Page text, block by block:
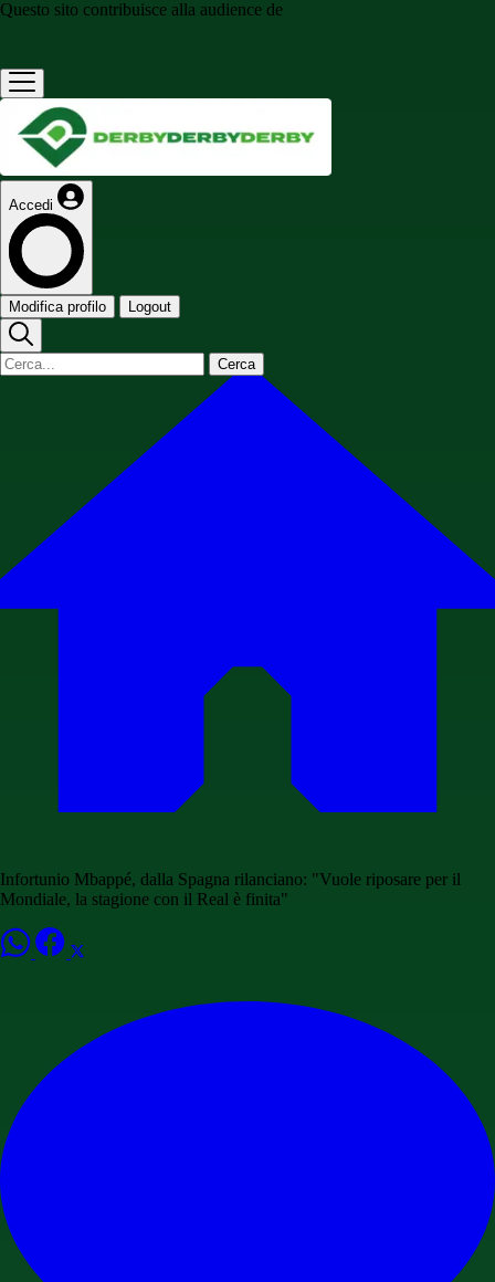
Questo sito contribuisce alla audience de
Accedi
Modifica profilo Logout
Cerca
Infortunio Mbappé, dalla Spagna rilanciano: "Vuole riposare per il
Mondiale, la stagione con il Real è finita"